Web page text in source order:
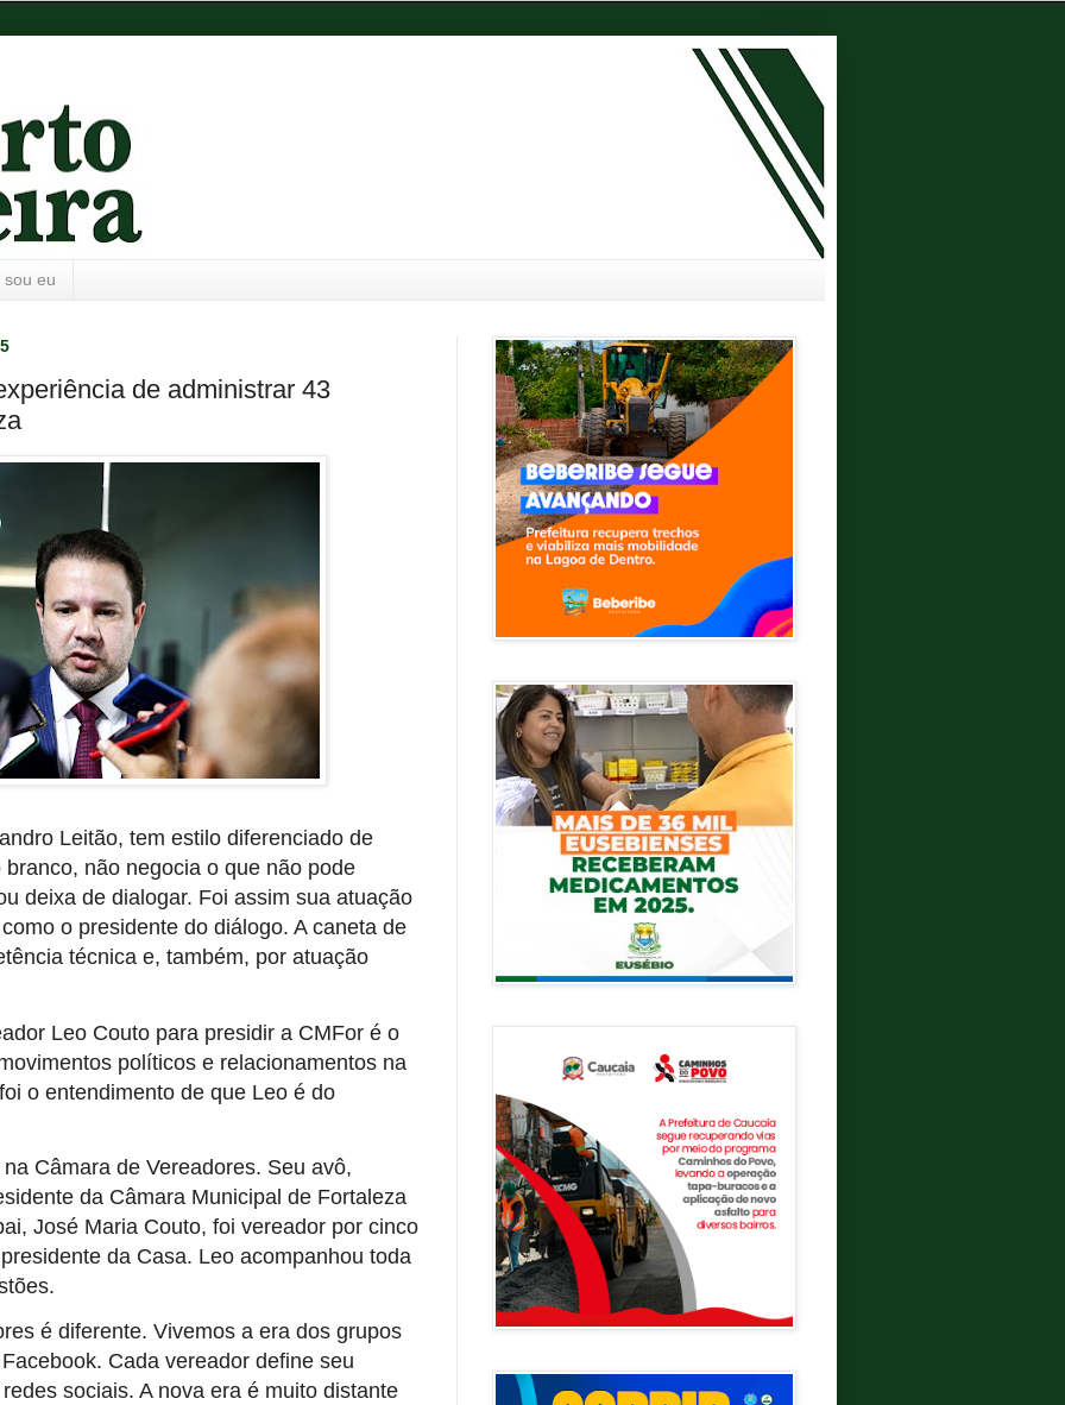
sou eu
de administrar 43
Leitão, tem estilo diferenciado de
não negocia o que não pode
deixa de dialogar. Foi assim sua atuação
o presidente do diálogo. A caneta de
técnica e, também, por atuação
Leo Couto para presidir a CMFor é o
políticos e relacionamentos na
o entendimento de que Leo é do
Câmara de Vereadores. Seu avô,
da Câmara Municipal de Fortaleza
José Maria Couto, foi vereador por cinco
da Casa. Leo acompanhou toda
é diferente. Vivemos a era dos grupos
Cada vereador define seu
sociais. A nova era é muito distante